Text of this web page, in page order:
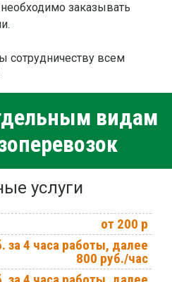
заказывать
сотрудничеству всем
видам
услуги
от 200 р
за 4 часа работы, далее
800 руб./час